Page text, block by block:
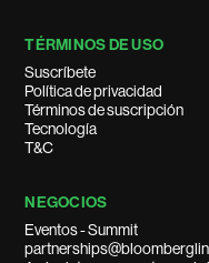
TÉRMINOS DE USO
Suscríbete
Política de privacidad
Términos de suscripción
Tecnología
T&C
NEGOCIOS
Eventos - Summit